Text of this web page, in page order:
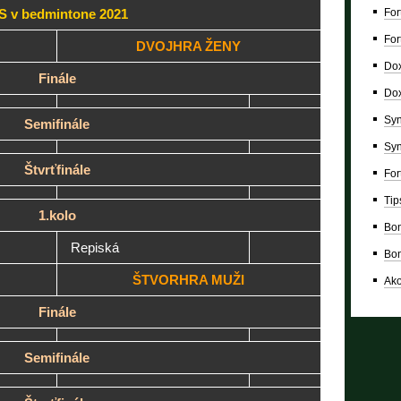
v bedmintone 2021
DVOJHRA ŽENY
Finále
Semifinále
Štvrťfinále
1.kolo
Repiská
ŠTVORHRA MUŽI
Finále
Semifinále